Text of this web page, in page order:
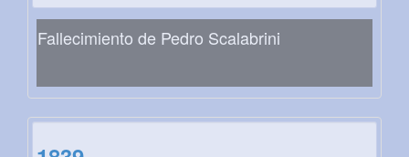
Fallecimiento de Pedro Scalabrini